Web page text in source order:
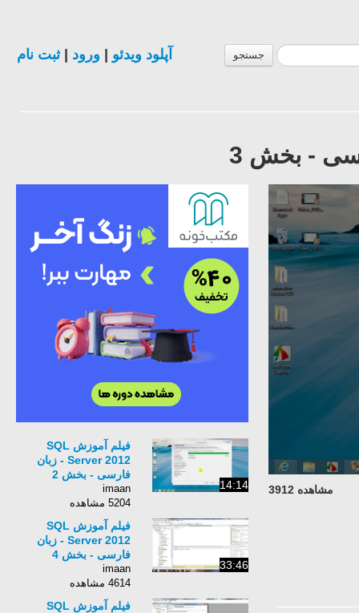
جستجو آپلود ویدئو ورود |ثبت نام
مشاهده 3912 14:14
فیلم آموزش SQL
Server 2012 - زبان
فارسی - بخش 2
imaan
5204 مشاهده
33:46
فیلم آموزش SQL
Server 2012 - زبان
فارسی - بخش 4
imaan
4614 مشاهده
فیلم آموزش SQL